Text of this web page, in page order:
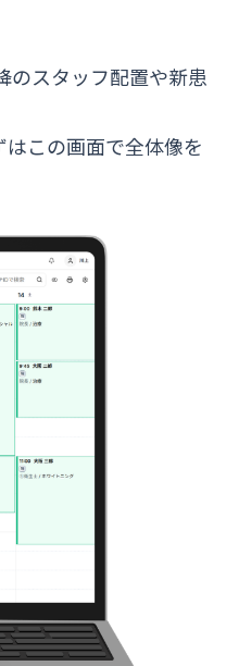
のスタッフ配置や新患
この画面で全体像を